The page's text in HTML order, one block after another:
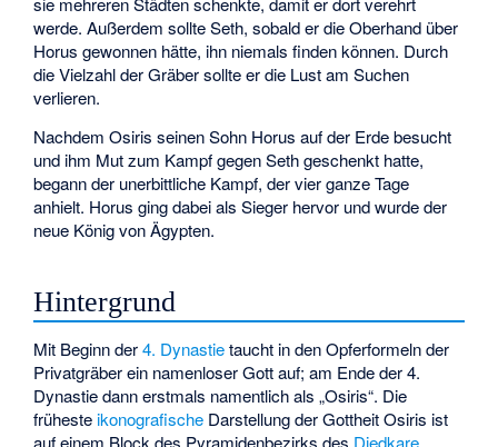
werde. Außerdem sollte Seth, sobald er die Oberhand über
Horus gewonnen hätte, ihn niemals finden können. Durch
die Vielzahl der Gräber sollte er die Lust am Suchen
verlieren.
Nachdem Osiris seinen Sohn Horus auf der Erde besucht
und ihm Mut zum Kampf gegen Seth geschenkt hatte,
begann der unerbittliche Kampf, der vier ganze Tage
anhielt. Horus ging dabei als Sieger hervor und wurde der
neue König von Ägypten.
Hintergrund
Mit Beginn der4. Dynastietaucht in den Opferformeln der
Privatgräber ein namenloser Gott auf; am Ende der 4.
Dynastie dann erstmals namentlich als „Osiris“. Die
früheste ikonografische Darstellung der Gottheit Osiris ist